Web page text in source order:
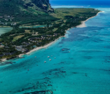
Aufgaben
in bestehende Abläufe
für wachsende
um Teams zu
Währungen und
Freelancer:innen